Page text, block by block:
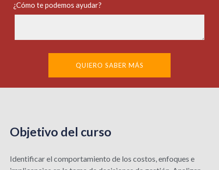
¿Cómo te podemos ayudar?
QUIERO SABER MÁS
Objetivo del curso
Identificar el comportamiento de los costos, enfoques e